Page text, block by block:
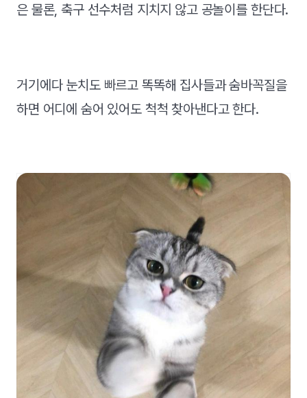
은 물론, 축구 선수처럼 지치지 않고 공놀이를 한단다.
거기에다 눈치도 빠르고 똑똑해 집사들과 숨바꼭질을
하면 어디에 숨어 있어도 척척 찾아낸다고 한다.